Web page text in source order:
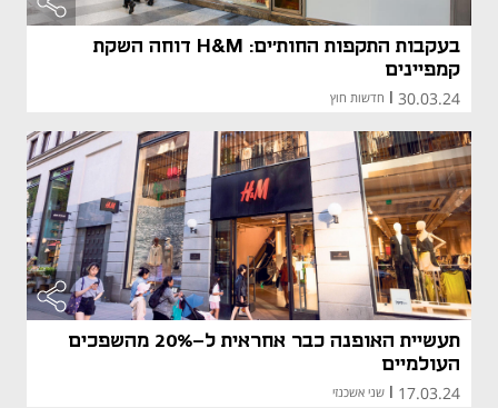
בעקבות התקפות החות'ים: H&M דוחה השקת
קמפיינים
30.03.24 חדשות חוץ
תעשיית האופנה כבר אחראית ל-20% מהשפכים
העולמיים
17.03.24 שני אשכנזי